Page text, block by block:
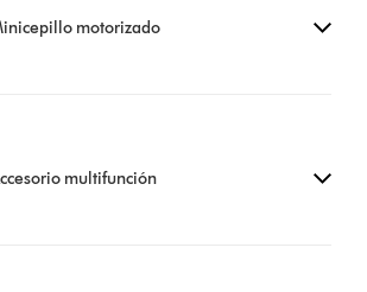
motorizado
multifunción